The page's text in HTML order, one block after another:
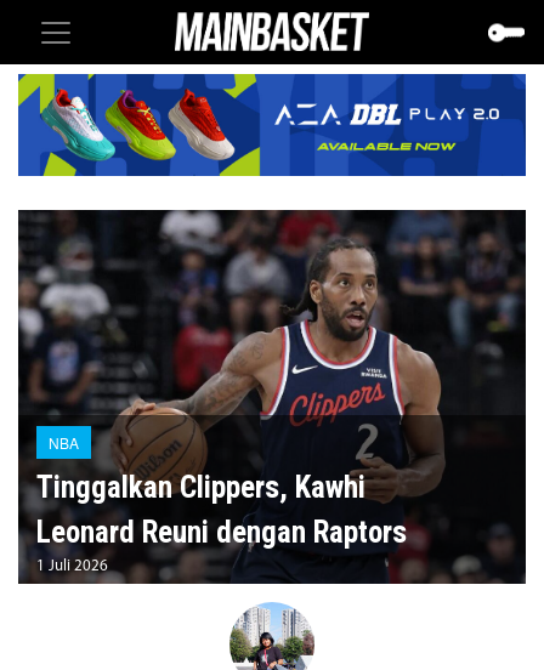
NBA
Tinggalkan Clippers, Kawhi
Leonard Reuni dengan Raptors
1 Juli 2026